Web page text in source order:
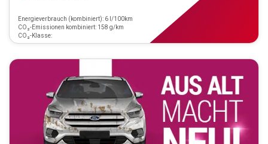
Energieverbrauch (kombiniert): 6 l/100km
CO₂-Emissionen kombiniert: 158 g/km
CO₂-Klasse: